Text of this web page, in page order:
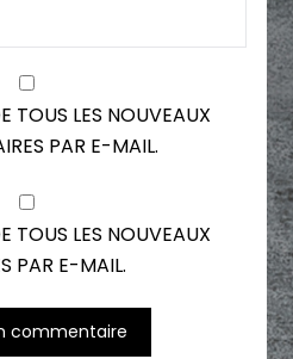
TOUS LES NOUVEAUX
PAR E-MAIL.
TOUS LES NOUVEAUX
PAR E-MAIL.